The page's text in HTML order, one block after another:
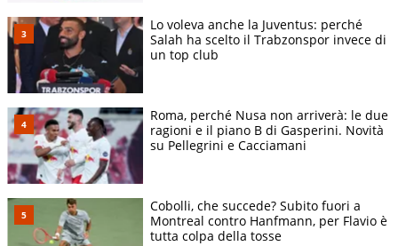
Lo voleva anche la Juventus: perché
Salah ha scelto il Trabzonspor invece di
un top club
Roma, perché Nusa non arriverà: le due
ragioni e il piano B di Gasperini. Novità
su Pellegrini e Cacciamani
Cobolli, che succede? Subito fuori a
Montreal contro Hanfmann, per Flavio è
tutta colpa della tosse